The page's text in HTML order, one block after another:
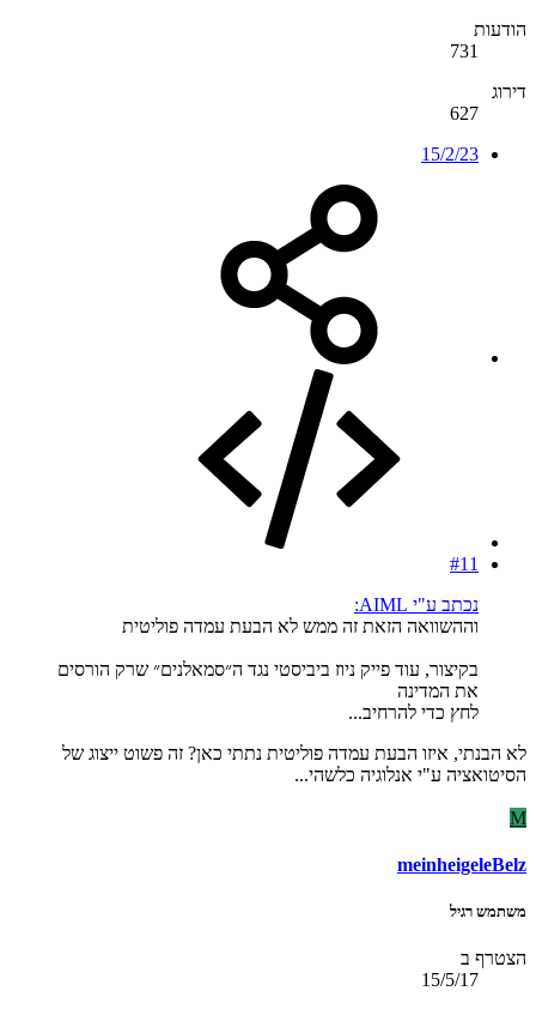
הודעות
731
דירוג
627
15/2/23
#11
נכתב ע"י AIML:
וההשוואה הזאת זה ממש לא הבעת עמדה פוליטית
בקיצור, עוד פייק ניוז ביביסטי נגד ה״סמאלנים״ שרק הורסים
את המדינה
לחץ כדי להרחיב...
לא הבנתי, איזו הבעת עמדה פוליטית נתתי כאן? זה פשוט ייצוג של
הסיטואציה ע"י אנלוגיה כלשהי...
M
meinheigeleBelz
משתמש רגיל
הצטרף ב
15/5/17